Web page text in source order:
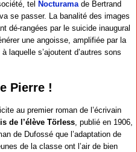
tel Nocturama de Bertrand
se passer. La banalité des images
dé-rangées par le suicide inaugural
une angoisse, amplifiée par la
, à laquelle s’ajoutent d’autres sons
Pierre !
au premier roman de l’écrivain
de l’élève Törless, publié en 1906,
de Dufossé que l’adaptation de
de la classe ont l’air de bien